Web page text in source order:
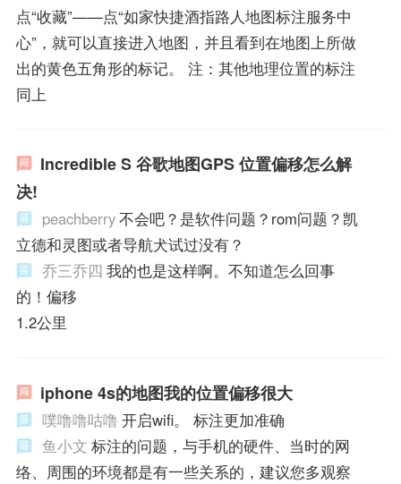
点“收藏”——点“如家快捷酒指路人地图标注服务中
心”，就可以直接进入地图，并且看到在地图上所做
出的黄色五角形的标记。 注：其他地理位置的标注
同上
Incredible S 谷歌地图GPS 位置偏移怎么解
决!
peachberry不会吧？是软件问题？rom问题？凯
立德和灵图或者导航犬试过没有？
乔三乔四 我的也是这样啊。不知道怎么回事
的！偏移
1.2公里
iphone 4s的地图我的位置偏移很大
噗噜噜咕噜开启wifi。 标注更加准确
鱼小文 标注的问题，与手机的硬件、当时的网
络、周围的环境都是有一些关系的，建议您多观察